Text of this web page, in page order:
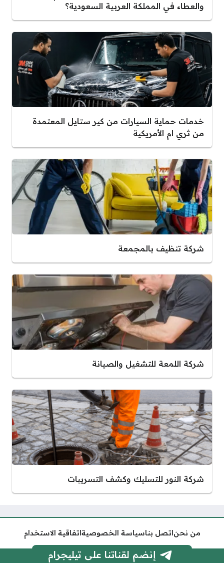
والعطاء في المملكة العربية السعودية؟
خدمات حماية السيارات من كير ستايل المعتمدة
من ثري ام الأمريكية
شركة تنظيف بالمجمعة
شركة اللمعة للتشغيل والصيانة
شركة النور للتسليك وكشف التسريبات
من نحناتصل بناسياسة الخصوصيةاتفاقية الاستخدام
إنضم لقناتنا على تيليجرام